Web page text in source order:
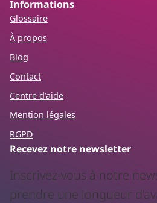
Informations
Glossaire
À propos
Blog
Contact
Centre d’aide
Mention légales
RGPD
Recevez notre newsletter
Inscrivez-vous à notre
prendre une longueur